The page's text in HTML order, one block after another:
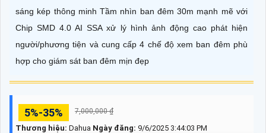
sáng kép thông minh Tầm nhìn ban đêm 30m mạnh mẽ với
Chip SMD 4.0 AI SSA xử lý hình ảnh động cao phát hiện
người/phương tiện và cung cấp 4 chế độ xem ban đêm phù
hợp cho giám sát ban đêm mịn đẹp
5%-35% 7,000,000 ₫
Thương hiệu: Dahua Ngày đăng: 9/6/2025 3:44:03 PM